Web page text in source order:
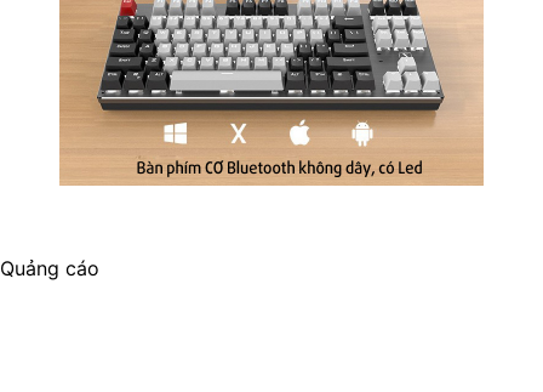
Quảng cáo